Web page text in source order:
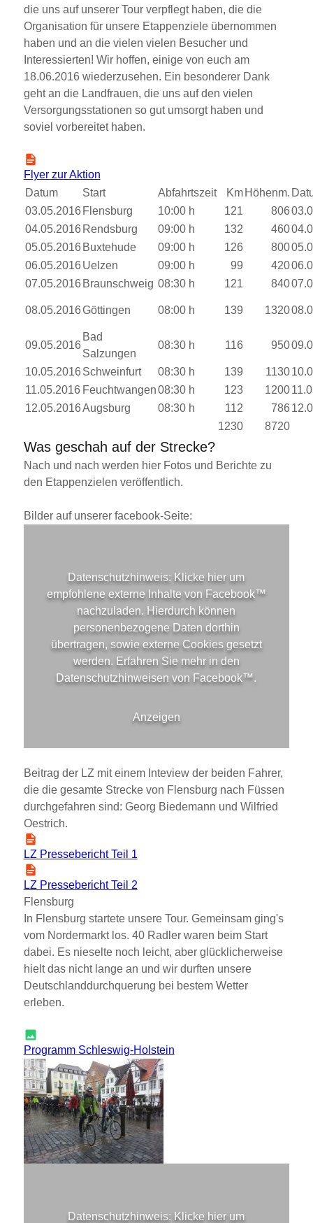
die uns auf unserer Tour verpflegt haben, die die
Organisation für unsere Etappenziele übernommen
haben und an die vielen vielen Besucher und
Interessierten! Wir hoffen, einige von euch am
18.06.2016 wiederzusehen. Ein besonderer Dank
geht an die Landfrauen, die uns auf den vielen
Versorgungsstationen so gut umsorgt haben und
soviel vorbereitet haben.
Flyer zur Aktion
Datum
Start Abfahrtszeit Km Höhenm.
03.05.2016 Flensburg 10:00 h 121 806
04.05.2016 Rendsburg 09:00 h 132 460
05.05.2016 Buxtehude 09:00 h 126 800
06.05.2016 Uelzen 09:00 h 99 420
07.05.2016 Braunschweig 08:30 h 121 840
08.05.2016Göttingen 08:00 h 139 1320
09.05.2016
Bad
Salzungen
08:30 h 116 950
10.05.2016 Schweinfurt 08:30 h 139 1130
11.05.2016 Feuchtwangen08:30 h 123 1200
12.05.2016Augsburg 08:30 h 112 786
1230
8720
Was geschah auf der Strecke?
Nach und nach werden hier Fotos und Berichte zu
den Etappenzielen veröffentlich.
Bilder auf unserer facebook-Seite:
Datenschutzhinweis: Klicke hier um
empfohlene externe Inhalte von Facebook™
nachzuladen. Hierdurch können
personenbezogene Daten dorthin
übertragen, sowie externe Cookies gesetzt
werden. Erfahren Sie mehr in den
Datenschutzhinweisen von Facebook™.
Anzeigen
Beitrag der LZ mit einem Inteview der beiden Fahrer,
die die gesamte Strecke von Flensburg nach Füssen
durchgefahren sind: Georg Biedemann und Wilfried
Oestrich.
LZ Pressebericht Teil 1
LZ Pressebericht Teil 2
Flensburg
In Flensburg startete unsere Tour. Gemeinsam ging's
vom Nordermarkt los. 40 Radler waren beim Start
dabei. Es nieselte noch leicht, aber glücklicherweise
hielt das nicht lange an und wir durften unsere
Deutschlanddurchquerung bei bestem Wetter
erleben.
Programm Schleswig-Holstein
Datenschutzhinweis: Klicke hier um